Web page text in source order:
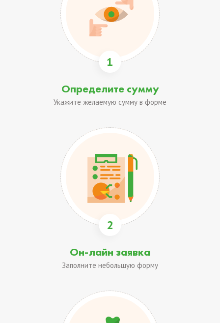
1
Определите сумму
Укажите желаемую сумму в форме
2
Он-лайн заявка
Заполните небольшую форму